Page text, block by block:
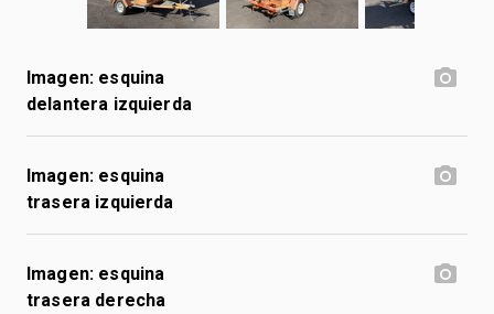
Imagen: esquina
delantera izquierda
Imagen: esquina
trasera izquierda
Imagen: esquina
trasera derecha